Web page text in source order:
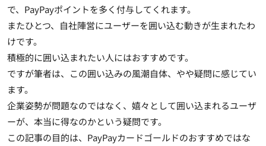
で、PayPayポイントを多く付与してくれます。
またひとつ、自社陣営にユーザーを囲い込む動きが生まれたわ
けです。
積極的に囲い込まれたい人にはおすすめです。
ですが筆者は、この囲い込みの風潮自体、やや疑問に感じてい
ます。
企業姿勢が問題なのではなく、嬉々として囲い込まれるユーザ
ーが、本当に得なのかという疑問です。
この記事の目的は、PayPayカードゴールドのおすすめではな